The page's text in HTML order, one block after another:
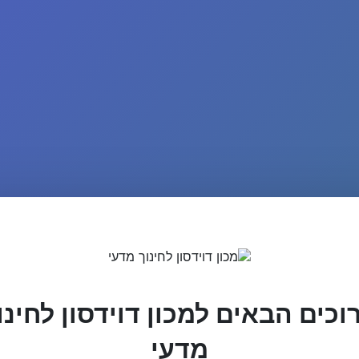
הבאים למכון דוידסון
מדעי